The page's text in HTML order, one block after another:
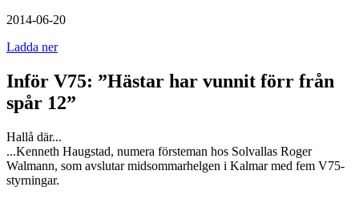
2014-06-20
Ladda ner
Inför V75: ”Hästar har vunnit förr från
spår 12”
Hallå där...
...Kenneth Haugstad, numera försteman hos Solvallas Roger
Walmann, som avslutar midsommarhelgen i Kalmar med fem V75-
styrningar.